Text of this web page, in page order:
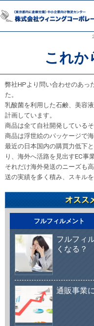
これか
弊社HPより問い合わせのあっ
た。
乳酸菌を利用した石鹸、美容
計画しています。
商品は全て自社開発しているそ
商品は浮世絵のパッケージで
最近の日本国内の購買力低下
り、海外へ活路を見出すEC事
それだけ海外発送のニーズも
送の実績を多く積み、スキル
フルフィルメント
フルフィ
くなる？
通販事業